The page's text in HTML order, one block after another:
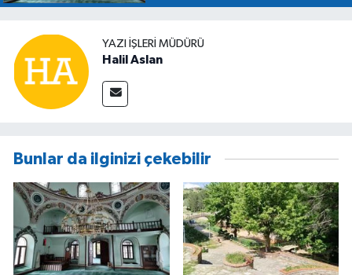
YAZI İŞLERİ MÜDÜRÜ
Halil Aslan
Bunlar da ilginizi çekebilir